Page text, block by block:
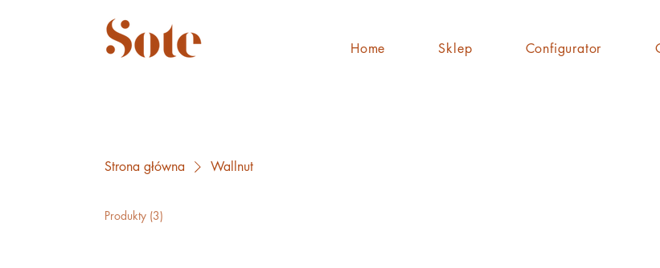
Home Sklep Configurator
Strona główna Wallnut
Produkty (3)